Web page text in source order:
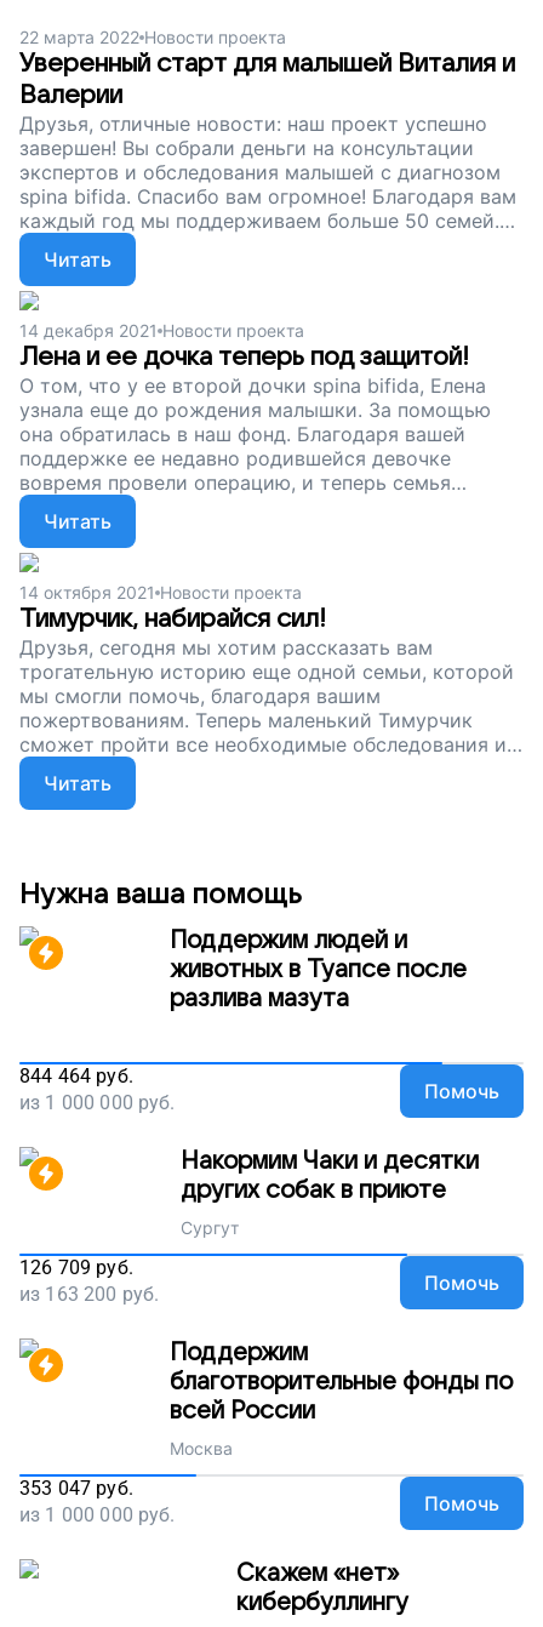
прием к лучшим врачам. Спасибо за вашу помощь
и неравнодушие!
22 марта 2022 Новости проекта
Уверенный старт для малышей Виталия и
Валерии
Друзья, отличные новости: наш проект успешно
завершен! Вы собрали деньги на консультации
экспертов и обследования малышей с диагнозом
spina bifida. Спасибо вам огромное! Благодаря вам
каждый год мы поддерживаем больше 50 семей.
Пусть первый год жизни малышей станет
Читать
14 декабря 2021 Новости проекта
Лена и ее дочка теперь под защитой!
О том, что у ее второй дочки spina bifida, Елена
узнала еще до рождения малышки. За помощью
она обратилась в наш фонд. Благодаря вашей
поддержке ее недавно родившейся девочке
вовремя провели операцию, и теперь семья
находится под наблюдением специалистов.
Спасибо за вашу помощь. Сейчас среди наших
подопечных более 30 малышей первого года
жизни. Поддержите наш проект, чтобы они
вовремя получили помощь, росли и развивались
правильно!
Читать
14 октября 2021 Новости проекта
Тимурчик, набирайся сил!
Друзья, сегодня мы хотим рассказать вам
трогательную историю еще одной семьи, которой
мы смогли помочь, благодаря вашим
пожертвованиям. Теперь маленький Тимурчик
сможет пройти все необходимые обследования и
консультации специалистов, получить
рекомендации экспертов. Спасибо за то, что
поддерживаете проект. Давайте не будем
Читать
Нужна ваша помощь
Поддержим людей и
животных в Туапсе после
разлива мазута
844 464 руб.
из 1 000 000 руб. Помочь
Накормим Чаки и десятки
других собак в приюте
Сургут
126 709 руб.
из 163 200 руб. Помочь
Поддержим
благотворительные фонды по
всей России
Москва
353 047 руб.
из 1 000 000 руб. Помочь
Скажем «нет»
кибербуллингу